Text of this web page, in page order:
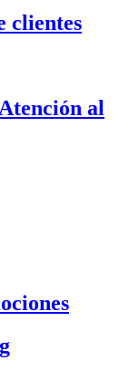
clientes
al